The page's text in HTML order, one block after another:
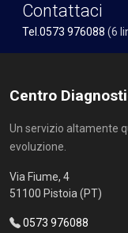
Contattaci
Tel.0573 976088 (6
Centro
Un servizio altamente
evoluzione.
Via Fiume, 4
51100 Pistoia (PT)
0573 976088